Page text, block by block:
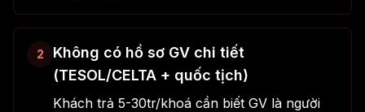
2
Không có hồ sơ GV chi tiết
(TESOL/CELTA + quốc tịch)
Khách trả 5-30tr/khoá cần biết GV là người